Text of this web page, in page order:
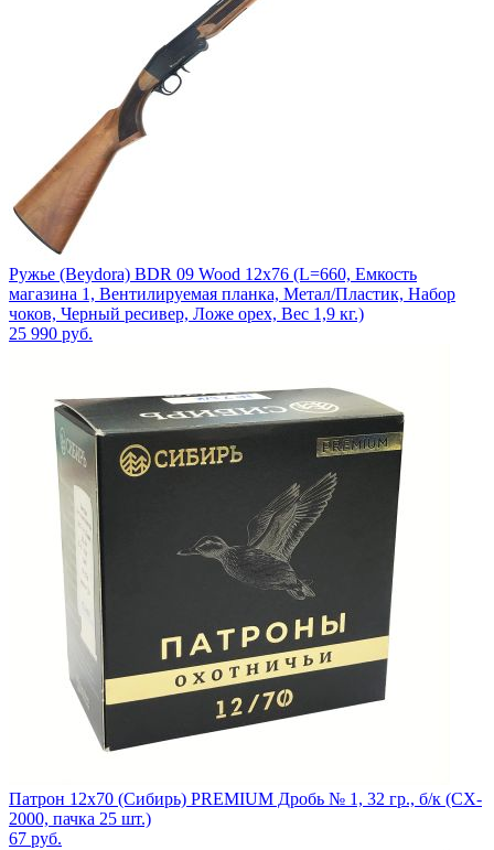
Ружье (Beydora) BDR 09 Wood 12х76 (L=660, Емкость
магазина 1, Вентилируемая планка, Метал/Пластик, Набор
чоков, Черный ресивер, Ложе орех, Вес 1,9 кг.)
25 990 руб.
Патрон 12x70 (Сибирь) PREMIUM Дробь № 1, 32 гр., б/к (CX-
2000, пачка 25 шт.)
67 руб.